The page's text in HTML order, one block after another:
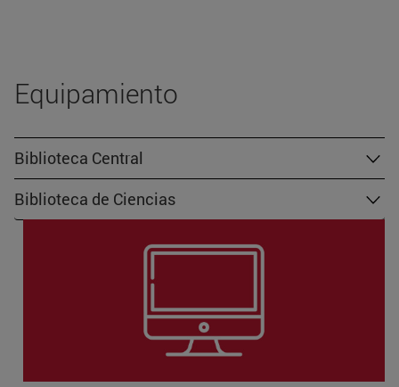
Equipamiento
Biblioteca Central
Biblioteca de Ciencias